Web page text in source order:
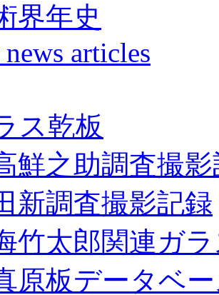
界年史
articles
ス乾板
鮮之助調査撮
新調査撮影記録
竹太郎関連ガ
原板データベ